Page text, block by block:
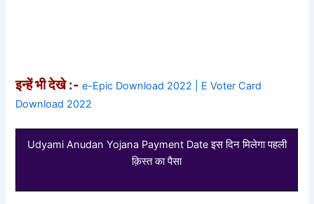
इन्हें भी देखे :- e-Epic Download 2022 | E Voter Card
Download 2022
Udyami Anudan Yojana Payment Date इस दिन मिलेगा पहली
क़िस्त का पैसा